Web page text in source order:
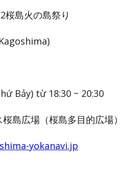
島火の島祭り
Bảy) từ 18:30 ~ 20:30
島広場（桜島多目的広場）
yokanavi.jp